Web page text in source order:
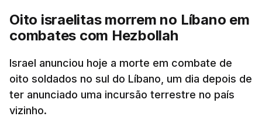
Oito israelitas morrem no Líbano em
combates com Hezbollah
Israel anunciou hoje a morte em combate de
oito soldados no sul do Líbano, um dia depois de
ter anunciado uma incursão terrestre no país
vizinho.